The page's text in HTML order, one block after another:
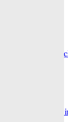
zwischen
Serienhit geht